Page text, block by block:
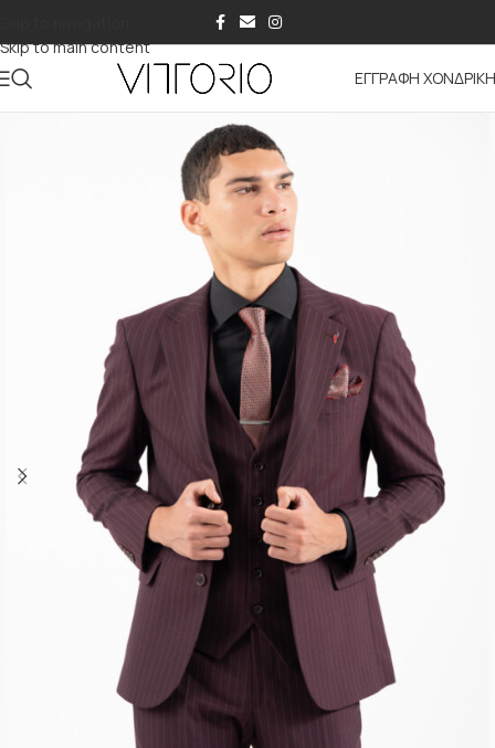
Skip to main content
ΕΓΓΡΑΦΗ